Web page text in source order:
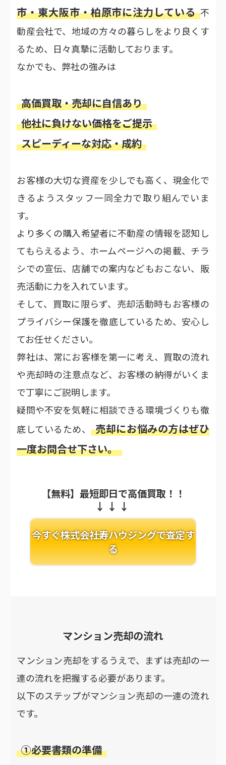
市・東大阪市・柏原市に注力している 不
動産会社で、地域の方々の暮らしをより良くす
るため、日々真摯に活動しております。
なかでも、弊社の強みは
高価買取・売却に自信あり
他社に負けない価格をご提示
スピーディーな対応・成約
お客様の大切な資産を少しでも高く、現金化で
きるようスタッフ一同全力で取り組んでいま
す。
より多くの購入希望者に不動産の情報を認知し
てもらえるよう、ホームページへの掲載、チラ
シでの宣伝、店舗での案内などもおこない、販
売活動に力を入れています。
そして、買取に限らず、売却活動時もお客様の
プライバシー保護を徹底しているため、安心し
てお任せください。
弊社は、常にお客様を第一に考え、買取の流れ
や売却時の注意点など、お客様の納得がいくま
で丁寧にご説明します。
疑問や不安を気軽に相談できる環境づくりも徹
底しているため、
売却にお悩みの方はぜひ
一度お問合せ下さい。
【無料】最短即日で高価買取！！
今すぐ株式会社寿ハウジングで査定す
る
マンション売却の流れ
マンション売却をするうえで、まずは売却の一
連の流れを把握する必要があります。
以下のステップがマンション売却の一連の流れ
です。
①必要書類の準備